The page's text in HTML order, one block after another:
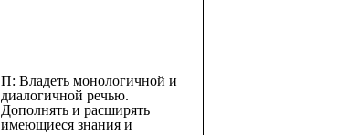
П: Владеть монологичной и
диалогичной речью.
Дополнять и расширять
имеющиеся знания и